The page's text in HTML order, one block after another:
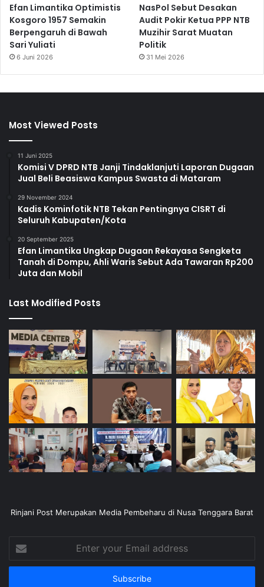
Efan Limantika Optimistis
Kosgoro 1957 Semakin
Berpengaruh di Bawah
Sari Yuliati
6 Juni 2026
NasPol Sebut Desakan
Audit Pokir Ketua PPP NTB
Muzihir Sarat Muatan
Politik
31 Mei 2026
Most Viewed Posts
11 Juni 2025
Komisi V DPRD NTB Janji Tindaklanjuti Laporan Dugaan
Jual Beli Beasiswa Kampus Swasta di Mataram
29 November 2024
Kadis Kominfotik NTB Tekan Pentingnya CISRT di
Seluruh Kabupaten/Kota
20 September 2025
Efan Limantika Ungkap Dugaan Rekayasa Sengketa
Tanah di Dompu, Ahli Waris Sebut Ada Tawaran Rp200
Juta dan Mobil
Last Modified Posts
Rinjani Post Merupakan Media Pembeharu di Nusa Tenggara Barat
Enter
your
Email